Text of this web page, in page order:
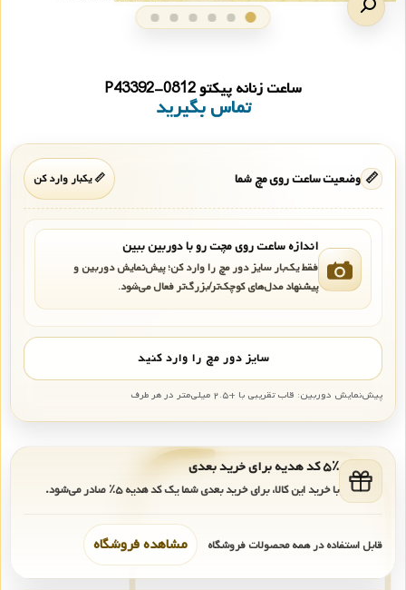
ساعت زنانه پیکتو P43392-0812
تماس بگیرید
📏 وضعیت ساعت روی مچ شما 📏 یکبار وارد کن
اندازه ساعت روی مچت رو با دوربین ببین
فقط یک‌بار سایز دور مچ را وارد کن؛ پیش‌نمایش دوربین و
پیشنهاد مدل‌های کوچک‌تر/بزرگ‌تر فعال می‌شود.
سایز دور مچ را وارد کنید
پیش‌نمایش دوربین: قاب تقریبی با +۲.۵ میلی‌متر در هر طرف
۵٪ کد هدیه برای خرید بعدی
با خرید این کالا، برای خرید بعدی شما یک کد هدیه۵٪ صادر می‌شود.
قابل استفاده در همه محصولات فروشگاه مشاهده فروشگاه